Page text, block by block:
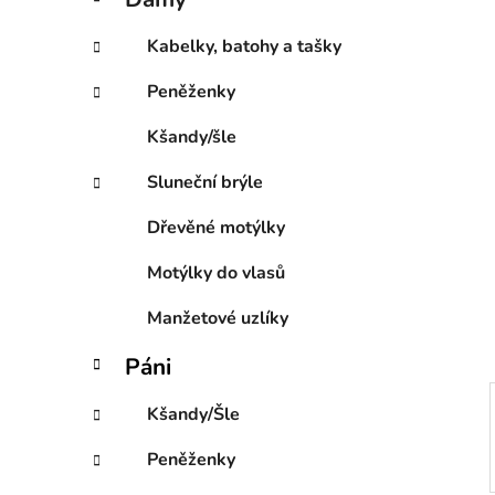
p
a
e
e
o
i
Kabelky, batohy a tašky
Peněženky
Kšandy/šle
Sluneční brýle
Dřevěné motýlky
Motýlky do vlasů
Manžetové uzlíky
Páni
Kšandy/Šle
Peněženky